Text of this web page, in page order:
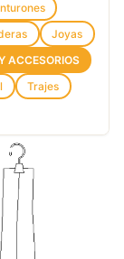
Joyas
ACCESORIOS
Trajes